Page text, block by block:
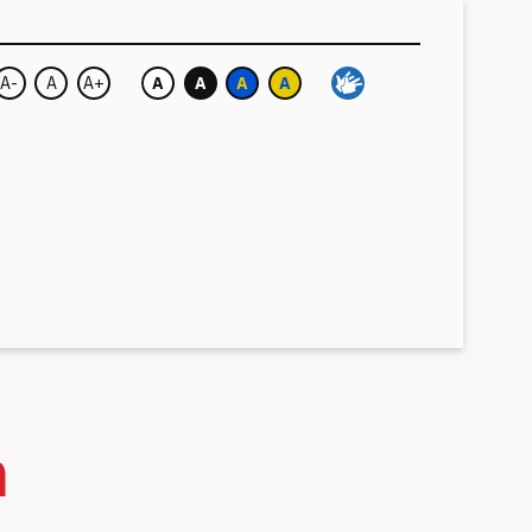
písma:
A- A A+
Barva pozadí:
A A A A